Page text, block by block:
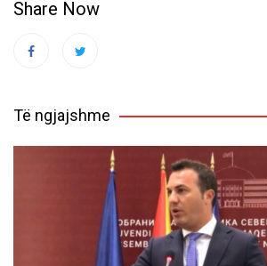
Share Now
Të ngjajshme